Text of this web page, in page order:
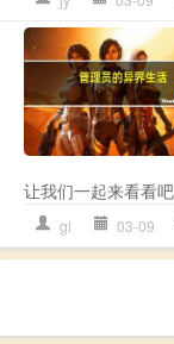
让我们一起来看看
gl 03-09